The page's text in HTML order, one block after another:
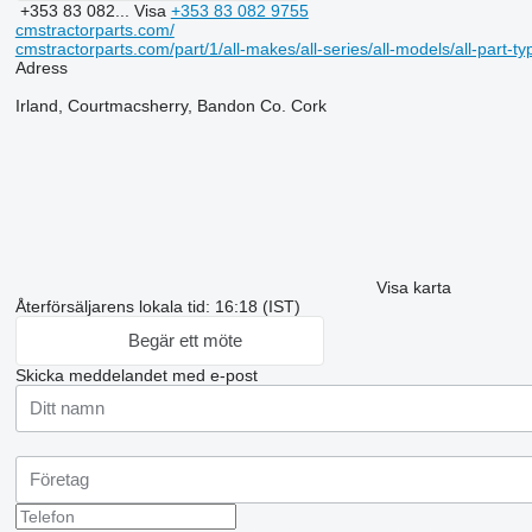
+353 83 082... Visa +353 83 082 9755
cmstractorparts.com/
cmstractorparts.com/part/1/all-makes/all-series/all-models/all-part-
Adress
Irland, Courtmacsherry, Bandon Co. Cork
Visa karta
Återförsäljarens lokala tid: 16:18 (IST)
Begär ett möte
Skicka meddelandet med e-post